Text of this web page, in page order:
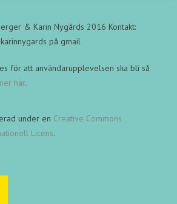
& Karin Nygårds 2016 Kontakt:
på gmail
för att användarupplevelsen ska bli så
här.
under en Creative Commons
Licens.